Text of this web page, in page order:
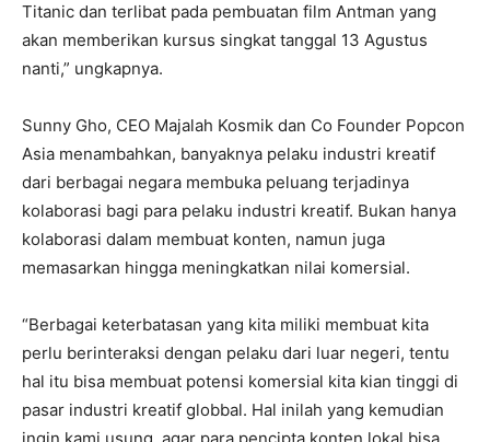
Titanic dan terlibat pada pembuatan film Antman yang
akan memberikan kursus singkat tanggal 13 Agustus
nanti,” ungkapnya.
Sunny Gho, CEO Majalah Kosmik dan Co Founder Popcon
Asia menambahkan, banyaknya pelaku industri kreatif
dari berbagai negara membuka peluang terjadinya
kolaborasi bagi para pelaku industri kreatif. Bukan hanya
kolaborasi dalam membuat konten, namun juga
memasarkan hingga meningkatkan nilai komersial.
“Berbagai keterbatasan yang kita miliki membuat kita
perlu berinteraksi dengan pelaku dari luar negeri, tentu
hal itu bisa membuat potensi komersial kita kian tinggi di
pasar industri kreatif globbal. Hal inilah yang kemudian